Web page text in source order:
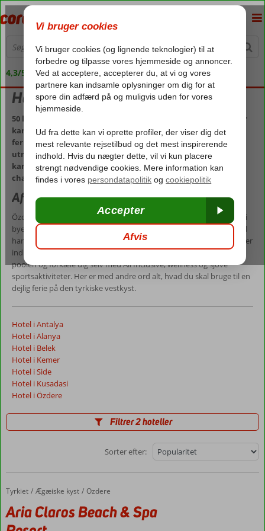
4,3/5 på Trustpilot
Hotel i Özdere
50 km syd for storbyen Izmir, ligger den lille by, Özdere, og her
kan du nyde den perfekte kombination af afslappet
feriestemning og lokalt liv. Byen ligger ikke langt fra det
utroligt smukke kystlandskab på den tyrkiske vestkyst, og du
kan derfor nyde ferien tæt på dejlige sandstrande og
charmerende badebugter.
Afslapning og hyggelige stunder i Özdere
Özdere er det perfekte valg, hvis du vil nyde en afslappende ferie – i
byen finder du flere gode restauranter, og på det ugentlige marked
har du mulighed for at gøre en god handel. Vores hoteller i Özdere er
indbegrebet af afslapning. Her kan du slappe af ved stranden og
poolen og forkæle dig selv med All Inclusive, wellness og sjove
sportsaktiviteter. Her er med andre ord alt, hvad du skal bruge til en
dejlig ferie på den tyrkiske vestkyst.
Hotel i Antalya
Hotel i Alanya
Hotel i Belek
Hotel i Kemer
Hotel i Side
Hotel i Kusadasi
Hotel i Özdere
Filtrer 2 hoteller
Sorter efter:
Forside
Tyrkiet Ægæiske kyst Ozdere
Aria Claros Beach & Spa Resort
Aria Claros Beach & Spa